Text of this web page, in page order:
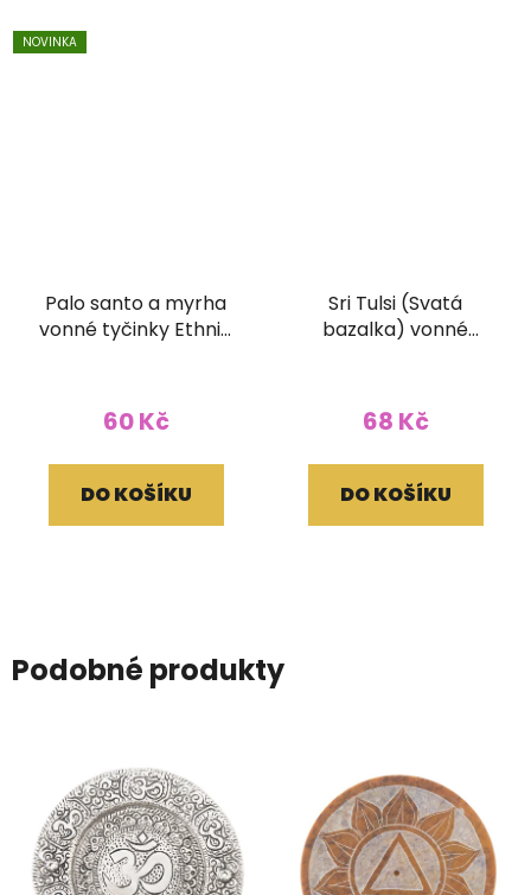
NOVINKA
Palo santo a myrha
vonné tyčinky Ethnic
60 Kč
DO KOŠÍKU
Sri Tulsi (Svatá
bazalka) vonné
68 Kč
DO KOŠÍKU
Podobné produkty